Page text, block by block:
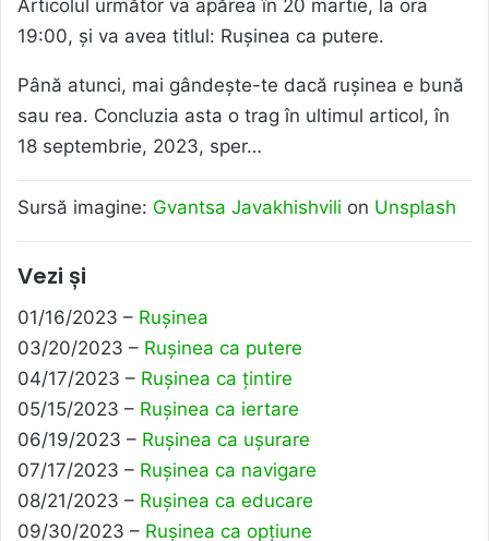
Articolul următor va apărea în 20 martie, la ora
19:00, și va avea titlul: Rușinea ca putere.
Până atunci, mai gândește-te dacă rușinea e bună
sau rea. Concluzia asta o trag în ultimul articol, în
18 septembrie, 2023, sper…
Sursă imagine: Gvantsa Javakhishvili on Unsplash
Vezi și
01/16/2023 – Rușinea
03/20/2023 – Rușinea ca putere
04/17/2023 – Rușinea ca țintire
05/15/2023 – Rușinea ca iertare
06/19/2023 – Rușinea ca ușurare
07/17/2023 – Rușinea ca navigare
08/21/2023 – Rușinea ca educare
09/30/2023 – Rușinea ca opțiune